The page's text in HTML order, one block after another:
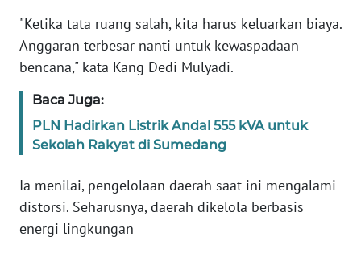
"Ketika tata ruang salah, kita harus keluarkan biaya.
Anggaran terbesar nanti untuk kewaspadaan
bencana," kata Kang Dedi Mulyadi.
Baca Juga:
PLN Hadirkan Listrik Andal 555 kVA untuk
Sekolah Rakyat di Sumedang
Ia menilai, pengelolaan daerah saat ini mengalami
distorsi. Seharusnya, daerah dikelola berbasis
energi lingkungan
WN
JAMBI
SULTRA
WN
WN
SULTENG